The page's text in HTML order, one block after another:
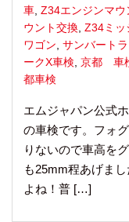
車, Z34エンジンマウ
ウント交換, Z34ミッ
ワゴン, サンバート
ークX車検, 京都 車
都車検
エムジャパン公式
の車検です。フォ
りないので車高を
も25mm程あげま
よね！普 […]